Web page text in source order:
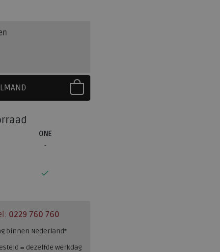
ONE
0229 760 760
binnen Nederland*
= dezelfde werkdag